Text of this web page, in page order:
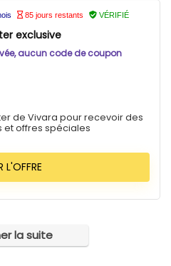
85 jours restants VÉRIFIÉ
exclusive
aucun code de coupon
de Vivara pour recevoir des
et offres spéciales
L'OFFRE
la suite